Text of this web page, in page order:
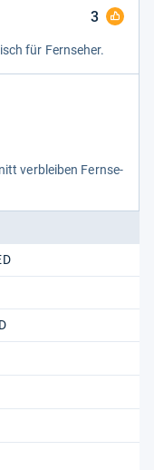
3
für Fern­se­her.
ver­blei­ben Fern­se­